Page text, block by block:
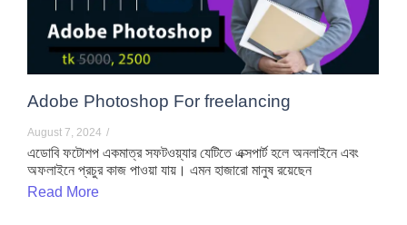
Adobe Photoshop For freelancing
August 7, 2024 /
এডোবি ফটোশপ একমাত্র সফটওয়্যার যেটিতে এক্সপার্ট হলে অনলাইনে এবং
অফলাইনে প্রচুর কাজ পাওয়া যায়। এমন হাজারো মানুষ রয়েছেন
Read More